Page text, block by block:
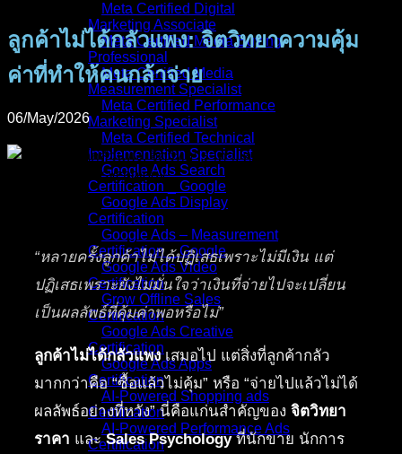
Meta Certified Digital
Marketing Associate
Meta Certified Media Buying
Professional
Meta Certified Media
Measurement Specialist
Meta Certified Performance
Marketing Specialist
Meta Certified Technical
Implementation Specialist
Google Ads Search
Certification _ Google
Google Ads Display
Certification
Google Ads – Measurement
Certification _ Google
Google Ads Video
Certification
Grow Offline Sales
Certification
Google Ads Creative
Certification
Google Ads Apps
Certification
AI-Powered Shopping ads
Certification
AI-Powered Performance Ads
Certification
ลูกค้าไม่ได้กลัวแพง: จิตวิทยาความคุ้ม
ค่าที่ทำให้คนกล้าจ่าย
06/May/2026
“หลายครั้งลูกค้าไม่ได้ปฏิเสธเพราะไม่มีเงิน แต่
ปฏิเสธเพราะยังไม่มั่นใจว่าเงินที่จ่ายไปจะเปลี่ยน
เป็นผลลัพธ์ที่คุ้มค่าพอหรือไม่”
ลูกค้าไม่ได้กลัวแพงเสมอไป แต่สิ่งที่ลูกค้ากลัว
มากกว่าคือ “ซื้อแล้วไม่คุ้ม” หรือ “จ่ายไปแล้วไม่ได้
ผลลัพธ์อย่างที่หวัง” นี่คือแก่นสำคัญของ จิตวิทยา
ราคา และSales Psychologyที่นักขาย นักการ